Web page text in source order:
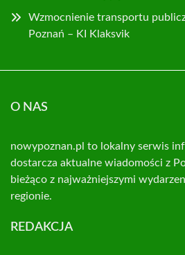
Wzmocnienie transportu
Poznań – KI Klaksvik
O NAS
nowypoznan.pl to lokalny serwis
dostarcza aktualne wiadomości z
bieżąco z najważniejszymi
regionie.
REDAKCJA